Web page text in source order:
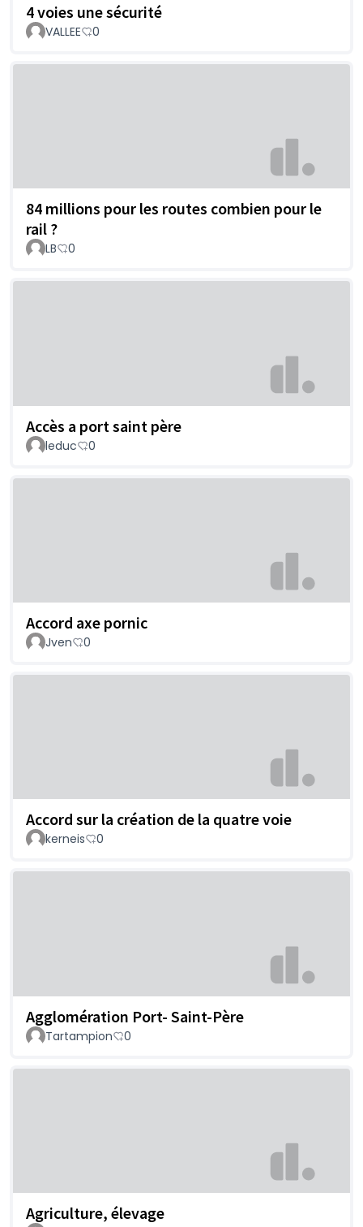
4 voies une sécurité
VALLEE 0
84 millions pour les routes combien pour le
rail ?
LB 0
Accès a port saint père
leduc 0
Accord axe pornic
Jven 0
Accord sur la création de la quatre voie
kerneis 0
Agglomération Port- Saint-Père
Tartampion 0
Agriculture, élevage